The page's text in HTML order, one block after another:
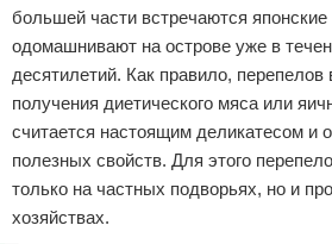
большей части встречаются
одомашнивают на острове уже в
десятилетий. Как правило,
получения диетического мяса или
считается настоящим деликатесом и
полезных свойств. Для этого
только на частных подворьях, но и
хозяйствах.